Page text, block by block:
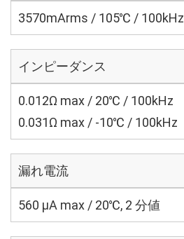
3570mArms / 105℃ / 100kHz
インピーダンス
0.012Ω max / 20℃ / 100kHz
0.031Ω max / -10℃ / 100kHz
漏れ電流
560 μA max / 20℃, 2 分値